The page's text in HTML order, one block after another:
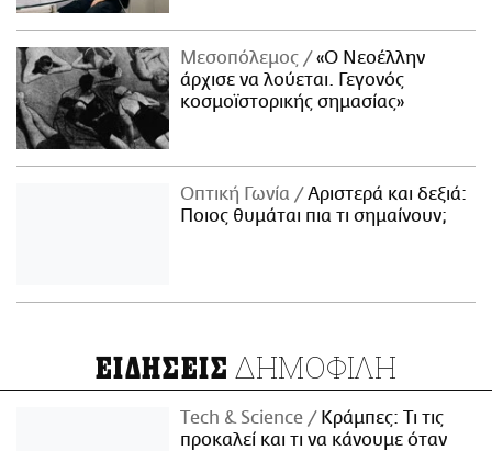
Μεσοπόλεμος
«Ο Νεοέλλην
άρχισε να λούεται. Γεγονός
κοσμοϊστορικής σημασίας»
Οπτική Γωνία
Αριστερά και δεξιά:
Ποιος θυμάται πια τι σημαίνουν;
ΕΙΔΗΣΕΙΣ ΔΗΜΟΦΙΛΗ
Τech & Science
Κράμπες: Τι τις
προκαλεί και τι να κάνουμε όταν